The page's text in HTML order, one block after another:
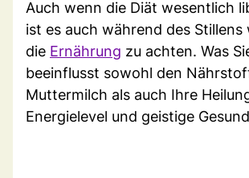
Auch wenn die Diät wesentlich
ist es auch während des
die Ernährung zu achten. Was
beeinflusst sowohl den
Muttermilch als auch Ihre
Energielevel und geistige